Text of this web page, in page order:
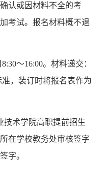
认或因材料不全的考
考试。报名材料概不退
8:30～16:00。材料递交：
准，装订时将报名表作为
技术学院高职提前招生
在学校教务处审核签字
字。